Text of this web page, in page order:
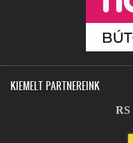
KIEMELT PARTNEREINK